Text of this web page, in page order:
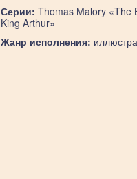
Серии: Thomas Malory «The
King Arthur»
Жанр исполнения: